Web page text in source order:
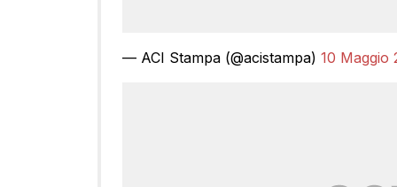
— ACI Stampa (@acistampa) 10 Maggio